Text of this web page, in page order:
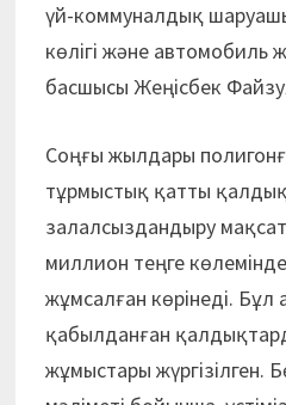
үй-коммуналдық
көлігі және автомобиль
басшысы Жеңісбек
Соңғы жылдары
тұрмыстық қатты
залалсыздандыру
миллион теңге
жұмсалған көрінеді. Бұл
қабылданған
жұмыстары жүргізілген.